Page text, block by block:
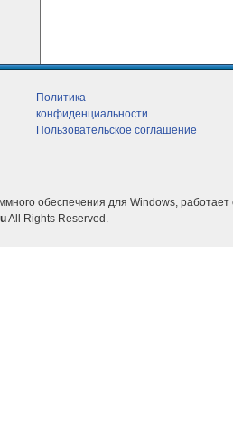
Политика
конфиденциальности
Пользовательское соглашение
обеспечения для Windows, работает
All Rights Reserved.